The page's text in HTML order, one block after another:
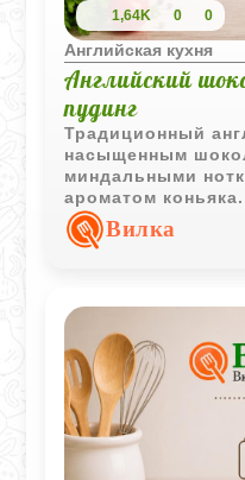
1,64K 0 0
Английская кухня
Английский
пудинг
Традиционный
насыщенным
миндальными
ароматом
приготовлению на
получается
Вилка